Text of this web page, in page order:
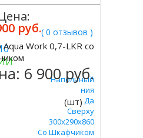
( 0 отзывов )
Напольный
Без Охлаждения
Да
Сверху
300х290х860
Со Шкафчиком
руб.
Aqua Work 0,7-LKR со
6 900 руб.
(шт)